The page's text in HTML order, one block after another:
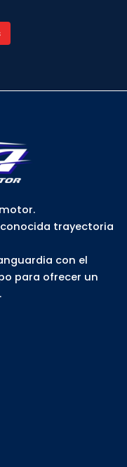
trayectoria
con el
para ofrecer un